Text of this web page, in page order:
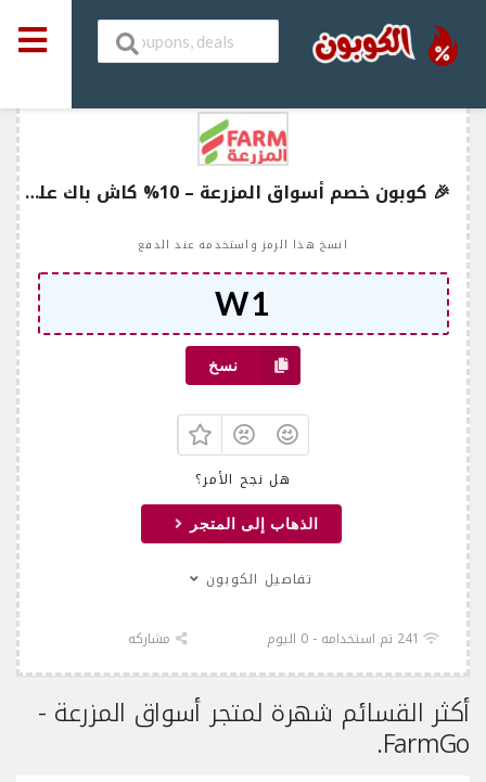
🎉 كوبون خصم أسواق المزرعة – 10% كاش باك على مشترياتك!
انسخ هذا الرمز واستخدمه عند الدفع
نسخ
هل نجح الأمر؟
الذهاب إلى المتجر
تفاصيل الكوبون
241 تم استخدامه - 0 اليوم مشاركه
أكثر القسائم شهرة لمتجر أسواق المزرعة -
FarmGo.